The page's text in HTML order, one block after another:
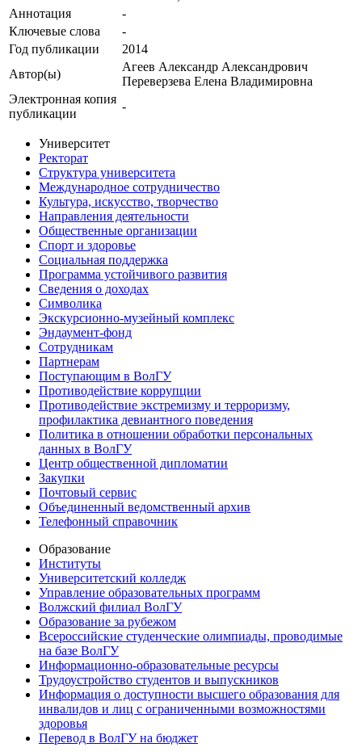
Аннотация
-
Ключевые cлова
-
Год публикации
2014
Автор(ы)
Агеев Александр Александрович
Переверзева Елена Владимировна
Электронная копия
публикации
-
Университет
Ректорат
Структура университета
Международное сотрудничество
Культура, искусство, творчество
Направления деятельности
Общественные организации
Спорт и здоровье
Социальная поддержка
Программа устойчивого развития
Сведения о доходах
Символика
Экскурсионно-музейный комплекс
Эндаумент-фонд
Сотрудникам
Партнерам
Поступающим в ВолГУ
Противодействие коррупции
Противодействие экстремизму и терроризму,
профилактика девиантного поведения
Политика в отношении обработки персональных
данных в ВолГУ
Центр общественной дипломатии
Закупки
Почтовый сервис
Объединенный ведомственный архив
Телефонный справочник
Образование
Институты
Университетский колледж
Управление образовательных программ
Волжский филиал ВолГУ
Образование за рубежом
Всероссийские студенческие олимпиады, проводимые
на базе ВолГУ
Информационно-образовательные ресурсы
Трудоустройство студентов и выпускников
Информация о доступности высшего образования для
инвалидов и лиц с ограниченными возможностями
здоровья
Перевод в ВолГУ на бюджет